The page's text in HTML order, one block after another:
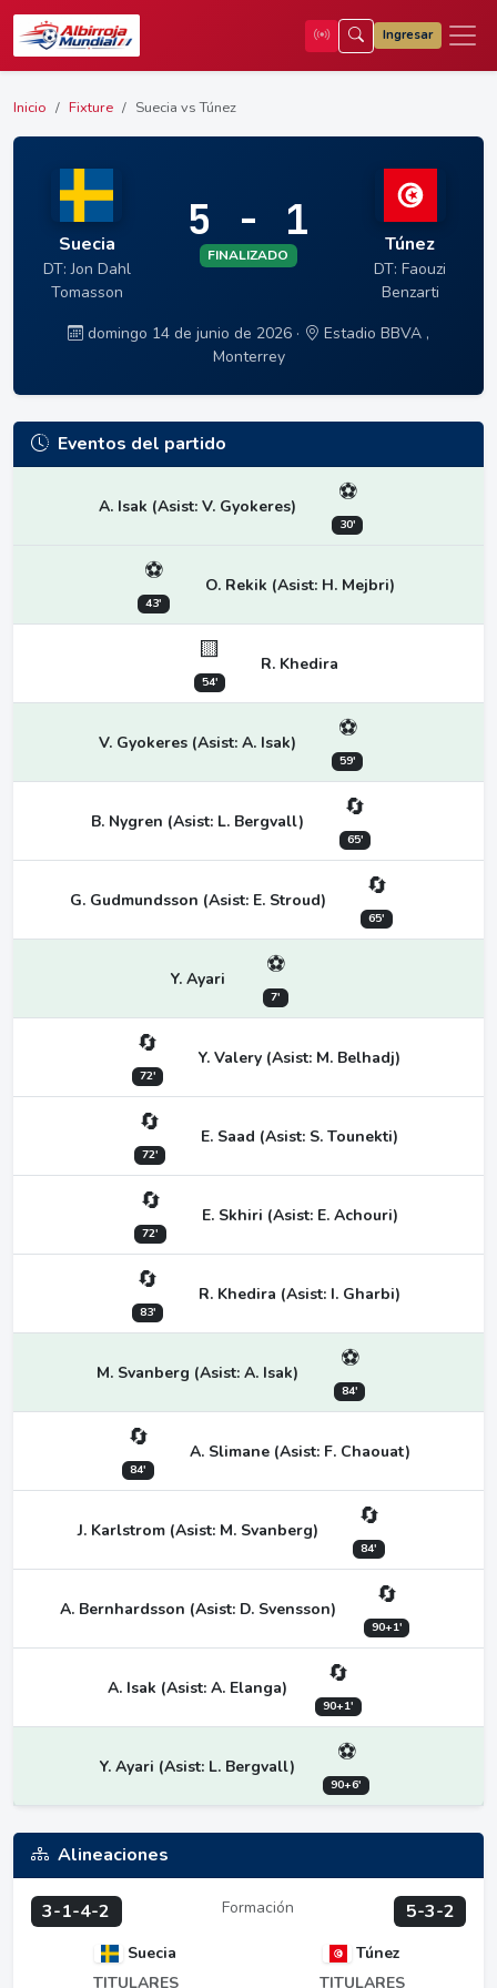
Ingresar
Inicio Fixture Suecia vs Túnez
Suecia
DT: Jon Dahl
Tomasson
5 - 1
FINALIZADO Túnez
DT: Faouzi
Benzarti
domingo 14 de junio de 2026 ·
Estadio BBVA ,
Monterrey
Eventos del partido
A. Isak (Asist: V. Gyokeres) ⚽
30'
⚽
43'
O. Rekik (Asist: H. Mejbri)
🟨
54'
R. Khedira
V. Gyokeres (Asist: A. Isak) ⚽
59'
B. Nygren (Asist: L. Bergvall) 🔄
65'
G. Gudmundsson (Asist: E. Stroud) 🔄
65'
Y. Ayari ⚽
7'
🔄
72'
Y. Valery (Asist: M. Belhadj)
🔄
72'
E. Saad (Asist: S. Tounekti)
🔄
72'
E. Skhiri (Asist: E. Achouri)
🔄
83'
R. Khedira (Asist: I. Gharbi)
M. Svanberg (Asist: A. Isak) ⚽
84'
🔄
84'
A. Slimane (Asist: F. Chaouat)
J. Karlstrom (Asist: M. Svanberg) 🔄
84'
A. Bernhardsson (Asist: D. Svensson) 🔄
90+1'
A. Isak (Asist: A. Elanga) 🔄
90+1'
Y. Ayari (Asist: L. Bergvall) ⚽
90+6'
Alineaciones
3-1-4-2 Formación 5-3-2
Suecia
TITULARES
Túnez
TITULARES